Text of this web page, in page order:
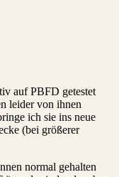
auf PBFD getestet
leider von ihnen
ich sie ins neue
(bei größerer
normal gehalten